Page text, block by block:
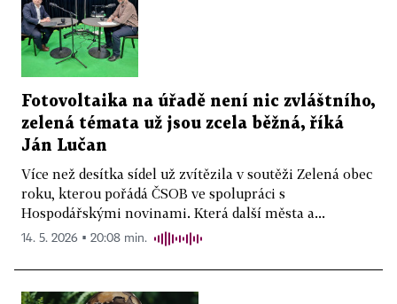
Fotovoltaika na úřadě není nic zvláštního,
zelená témata už jsou zcela běžná, říká
Ján Lučan
Více než desítka sídel už zvítězila v soutěži Zelená obec
roku, kterou pořádá ČSOB ve spolupráci s
Hospodářskými novinami. Která další města a...
14. 5. 2026 ▪ 20:08 min.